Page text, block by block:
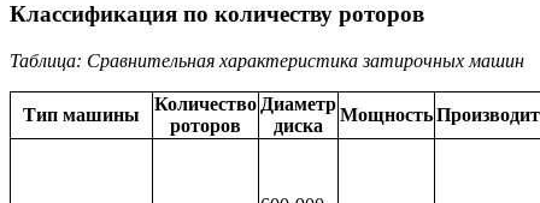
Классификация по количеству роторов
Таблица: Сравнительная характеристика затирочных машин
Тип машины
Количество
роторов
Диаметр
диска
Мощность